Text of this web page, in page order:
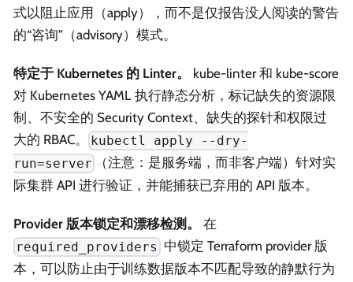
式以阻止应用（apply），而不是仅报告没人阅读的警告
的“咨询”（advisory）模式。
特定于 Kubernetes 的 Linter。
kube-linter 和 kube-score
对 Kubernetes YAML 执行静态分析，标记缺失的资源限
制、不安全的 Security Context、缺失的探针和权限过
大的 RBAC。
kubectl apply --dry-
run=server
（注意：是服务端，而非客户端）针对实
际集群 API 进行验证，并能捕获已弃用的 API 版本。
Provider 版本锁定和漂移检测。 在
required_providers 中锁定 Terraform provider 版
本，可以防止由于训练数据版本不匹配导致的静默行为